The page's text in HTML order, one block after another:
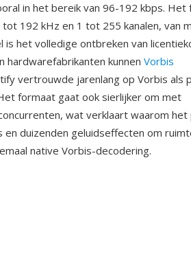
in het bereik van 96-192 kbps. Het
192 kHz en 1 tot 255 kanalen, van
is het volledige ontbreken van
hardwarefabrikanten kunnen Vorbis
vertrouwde jarenlang op Vorbis als
formaat gaat ook sierlijker om met
wat verklaart waarom het
duizenden geluidseffecten om
native Vorbis-decodering.